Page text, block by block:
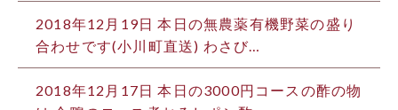
2018年12月19日 本日の無農薬有機野菜の盛り
合わせです️(小川町直送) わさび…
2018年12月17日 本日の3000円コースの酢の物